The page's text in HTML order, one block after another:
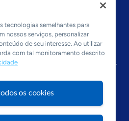
tecnologias semelhantes para
nossos serviços, personalizar
de seu interesse. Ao utilizar
com tal monitoramento descrito
os cookies